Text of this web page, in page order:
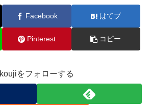
Facebook はてブ
Pinterest コピー
koujiをフォローする